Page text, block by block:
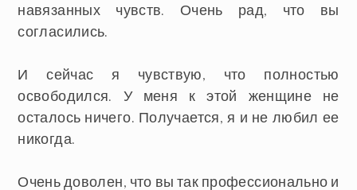
навязанных чувств. Очень рад, что вы
согласились.
И сейчас я чувствую, что полностью
освободился. У меня к этой женщине не
осталось ничего. Получается, я и не любил ее
никогда.
Очень доволен, что вы так профессионально и